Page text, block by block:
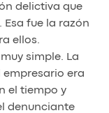
delictiva que
fue la razón
ellos.
simple. La
empresario era
el tiempo y
denunciante